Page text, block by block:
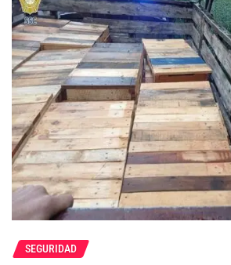
SEGURIDAD